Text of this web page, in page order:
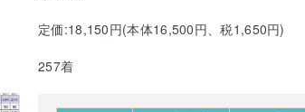
定価:18,150円(本体16,500円、税1,650円)
257着